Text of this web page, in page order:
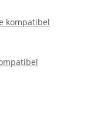
kompatibel